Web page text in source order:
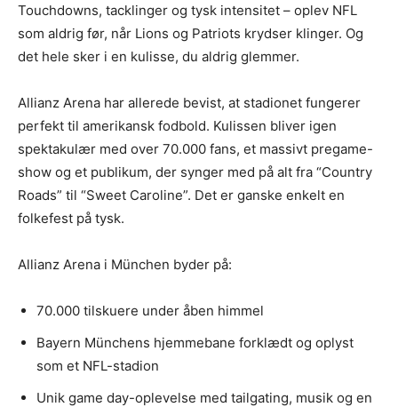
Touchdowns, tacklinger og tysk intensitet – oplev NFL
som aldrig før, når Lions og Patriots krydser klinger. Og
det hele sker i en kulisse, du aldrig glemmer.
Allianz Arena har allerede bevist, at stadionet fungerer
perfekt til amerikansk fodbold. Kulissen bliver igen
spektakulær med over 70.000 fans, et massivt pregame-
show og et publikum, der synger med på alt fra “Country
Roads” til “Sweet Caroline”. Det er ganske enkelt en
folkefest på tysk.
Allianz Arena i München byder på:
70.000 tilskuere under åben himmel
Bayern Münchens hjemmebane forklædt og oplyst
som et NFL-stadion
Unik game day-oplevelse med tailgating, musik og en